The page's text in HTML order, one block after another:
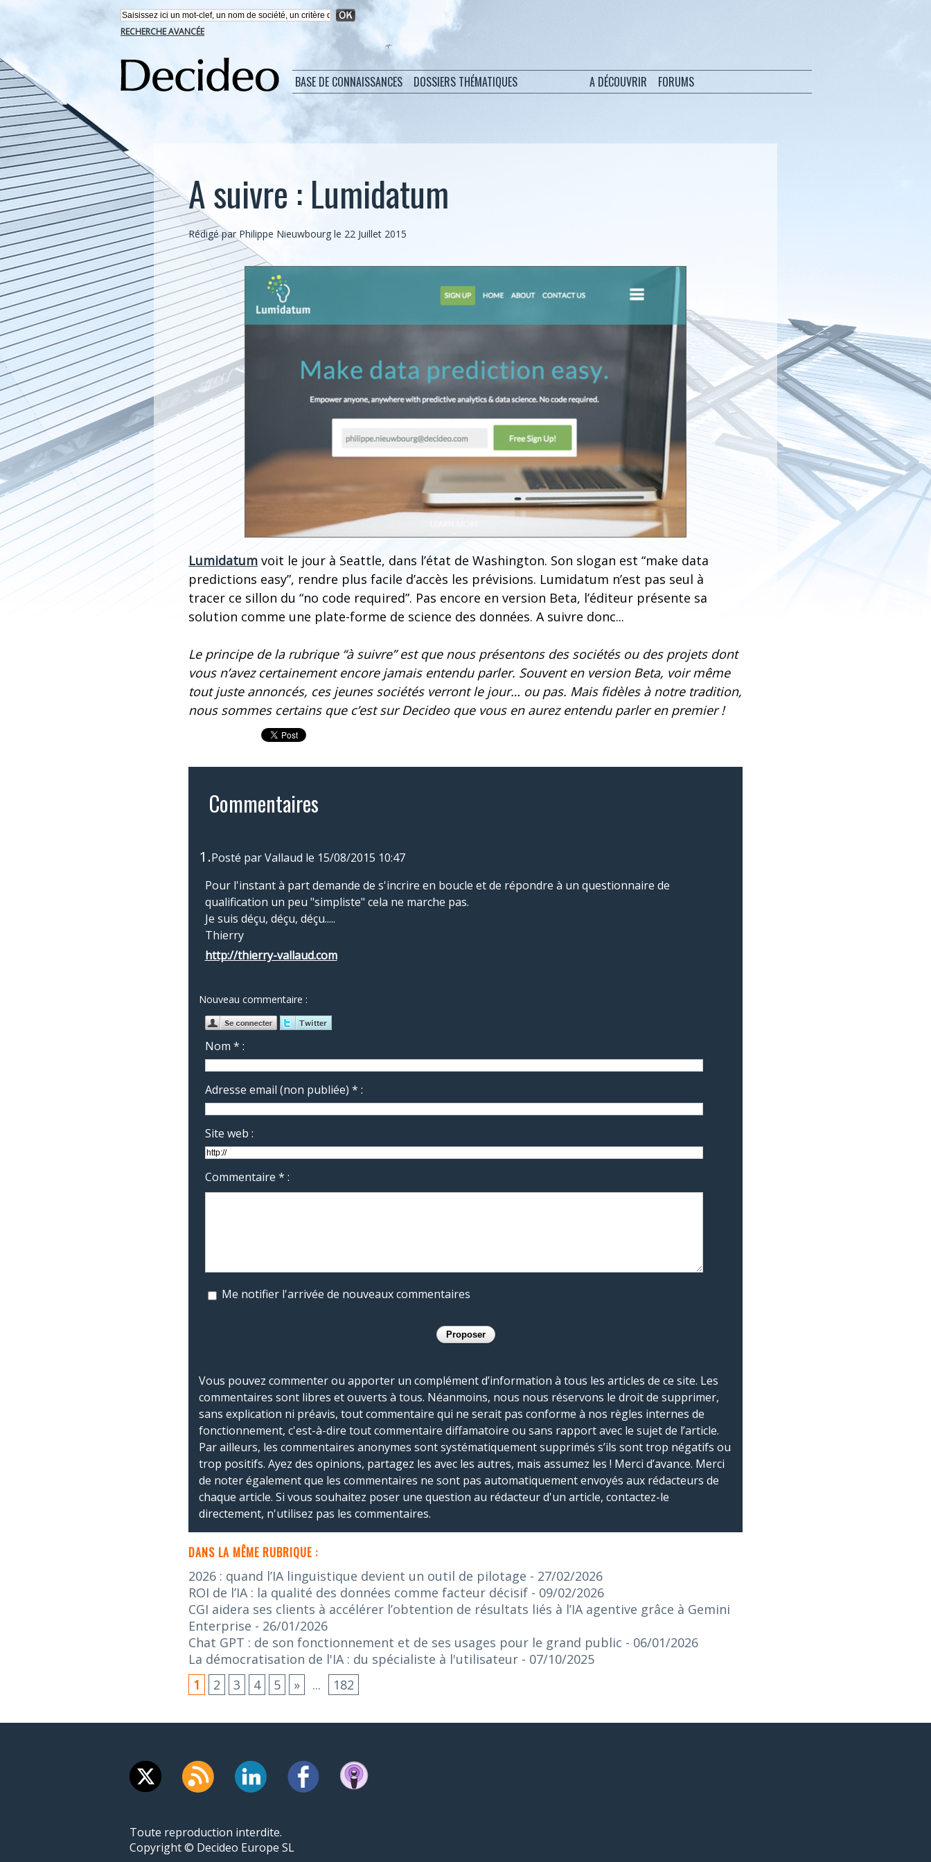
RECHERCHE AVANCÉE
BASE DE CONNAISSANCES DOSSIERS THÉMATIQUES A DÉCOUVRIR FORUMS
A suivre : Lumidatum
Rédigé par Philippe Nieuwbourg le 22 Juillet 2015
Lumidatum voit le jour à Seattle, dans l’état de Washington. Son slogan est “make data
predictions easy”, rendre plus facile d’accès les prévisions. Lumidatum n’est pas seul à
tracer ce sillon du “no code required”. Pas encore en version Beta, l’éditeur présente sa
solution comme une plate-forme de science des données. A suivre donc...
Le principe de la rubrique “à suivre” est que nous présentons des sociétés ou des projets dont
vous n’avez certainement encore jamais entendu parler. Souvent en version Beta, voir même
tout juste annoncés, ces jeunes sociétés verront le jour… ou pas. Mais fidèles à notre tradition,
nous sommes certains que c’est sur Decideo que vous en aurez entendu parler en premier !
Commentaires
1.Posté parVallaud le 15/08/2015 10:47
Pour l'instant à part demande de s'incrire en boucle et de répondre à un questionnaire de
qualification un peu "simpliste" cela ne marche pas.
Je suis déçu, déçu, déçu.....
Thierry
http://thierry-vallaud.com
Nouveau commentaire :
Nom * :
Adresse email (non publiée) * :
Site web :
Commentaire * :
Me notifier l'arrivée de nouveaux commentaires
Vous pouvez commenter ou apporter un complément d’information à tous les articles de ce site. Les
commentaires sont libres et ouverts à tous. Néanmoins, nous nous réservons le droit de supprimer,
sans explication ni préavis, tout commentaire qui ne serait pas conforme à nos règles internes de
fonctionnement, c'est-à-dire tout commentaire diffamatoire ou sans rapport avec le sujet de l’article.
Par ailleurs, les commentaires anonymes sont systématiquement supprimés s’ils sont trop négatifs ou
trop positifs. Ayez des opinions, partagez les avec les autres, mais assumez les ! Merci d’avance. Merci
de noter également que les commentaires ne sont pas automatiquement envoyés aux rédacteurs de
chaque article. Si vous souhaitez poser une question au rédacteur d'un article, contactez-le
directement, n'utilisez pas les commentaires.
DANS LA MÊME RUBRIQUE :
2026 : quand l’IA linguistique devient un outil de pilotage - 27/02/2026
ROI de l’IA : la qualité des données comme facteur décisif - 09/02/2026
CGI aidera ses clients à accélérer l’obtention de résultats liés à l’IA agentive grâce à Gemini
Enterprise - 26/01/2026
Chat GPT : de son fonctionnement et de ses usages pour le grand public - 06/01/2026
La démocratisation de l'IA : du spécialiste à l'utilisateur - 07/10/2025
1
2 3 4 5 » ... 182
Toute reproduction interdite.
Copyright © Decideo Europe SL